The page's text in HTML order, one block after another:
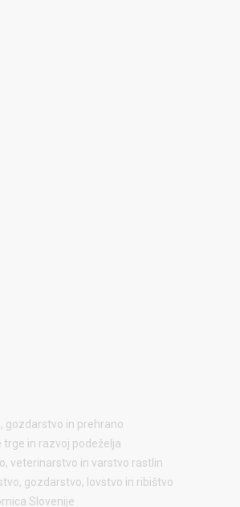
gozdarstvo in prehrano
trge in razvoj podeželja
veterinarstvo in varstvo rastlin
gozdarstvo, lovstvo in ribištvo
Slovenije